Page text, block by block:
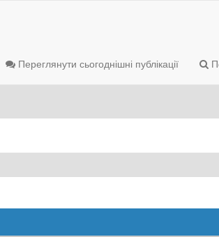
Переглянути сьогоднішні публікації